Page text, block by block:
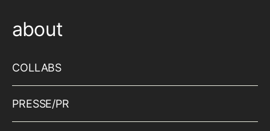
about
COLLABS
PRESSE/PR